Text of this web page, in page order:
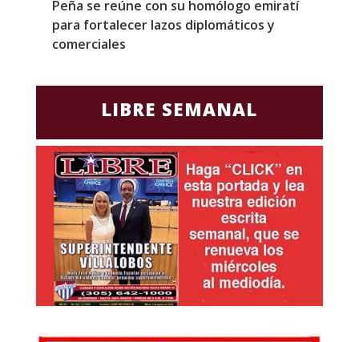
Peña se reúne con su homólogo emiratí
para fortalecer lazos diplomáticos y
comerciales
LIBRE SEMANAL